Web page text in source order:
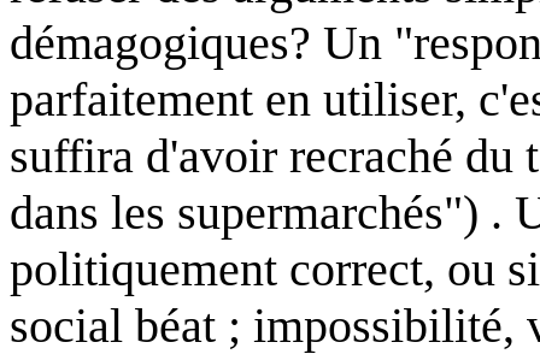
démagogiques? Un
parfaitement en utiliser,
suffira d'avoir recraché du
dans les supermarchés") .
politiquement correct, ou
social béat ; impossibilité,